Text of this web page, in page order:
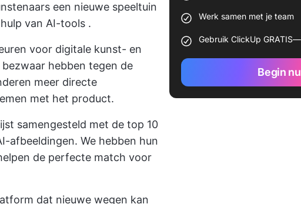
een nieuwe speeltuin
van AI-tools .
voor digitale kunst- en
hebben tegen de
meer directe
met het product.
samengesteld met de top 10
afbeeldingen. We hebben hun
de perfecte match voor
dat nieuwe wegen kan
Werk samen met je team
Gebruik ClickUp
Begin nu